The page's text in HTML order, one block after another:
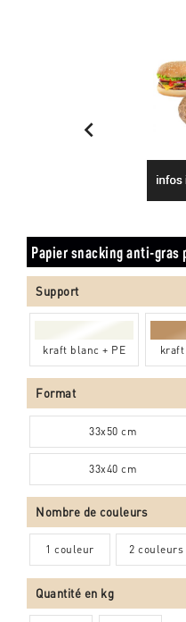

Papier snacking anti-gras
Support
kraft blanc + PE kraft
Format
33x50 cm
33x40 cm
Nombre de couleurs
1 couleur 2 couleurs
Quantité en kg